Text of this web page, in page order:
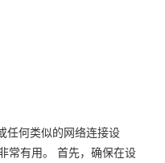
任何类似的网络连接设
常有用。 首先，确保在设